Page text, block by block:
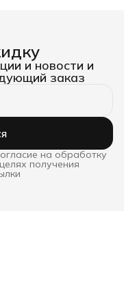
и новости и
заказ
на обработку
получения